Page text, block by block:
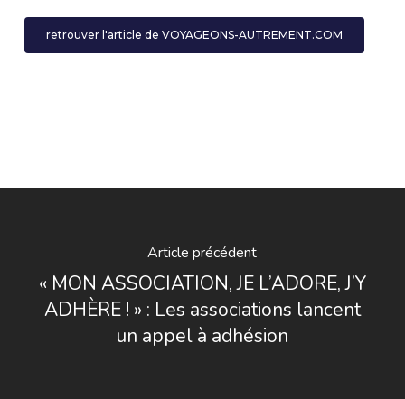
retrouver l'article de VOYAGEONS-AUTREMENT.COM
Article précédent
« MON ASSOCIATION, JE L’ADORE, J’Y
ADHÈRE ! » : Les associations lancent
un appel à adhésion